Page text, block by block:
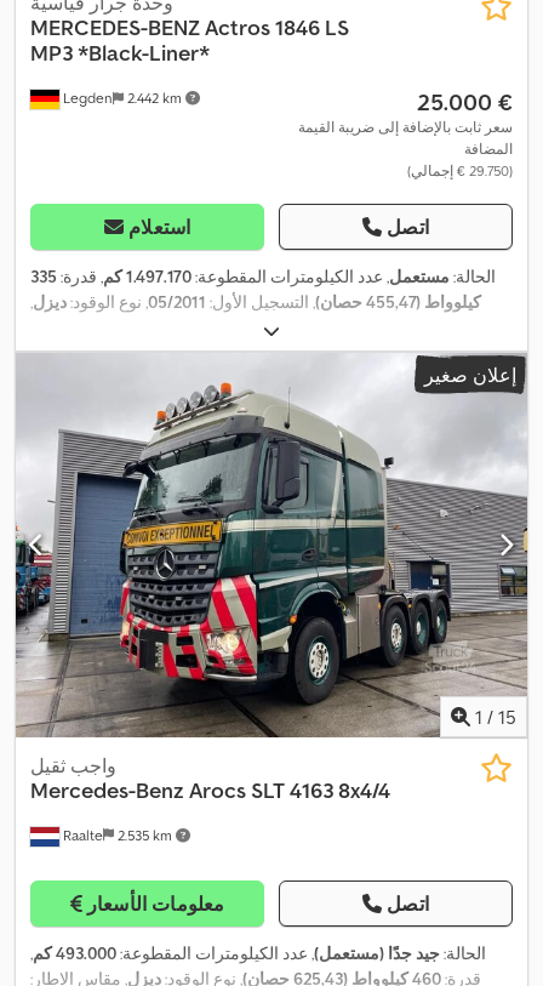
Legden 2.442 km
MERCEDES-BENZActros 1846 LS
MP3 *Black-Liner*
‏25.000 €
سعر ثابت بالإضافة إلى ضريبة القيمة
المضافة
(‏29.750 € إجمالي)
استعلام اتصل
الحالة: مستعمل, عدد الكيلومترات المقطوعة:1.497.170 كم , قدرة: 335
كيلوواط (455,47 حصان)
, التسجيل الأول: 05/2011, نوع الوقود:ديزل,
, تكوين المحور:
التروس:تلقائي, معدات:تكييف الهواء, سخان التدفئة أثناء التوقف ,
إعلان صغير
1 / 15
Raalte 2.535 km
واجب ثقيل
Mercedes-Benz Arocs SLT 4163 8x4/4
معلومات الأسعار اتصل
الحالة:جيد جدًا (مستعمل), عدد الكيلومترات المقطوعة:493.000 كم
,
قدرة:460 كيلوواط (625,43 حصان) , نوع الوقود:ديزل, مقاس الإطار: